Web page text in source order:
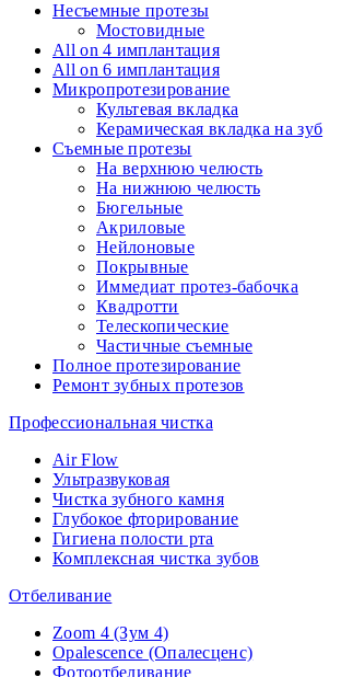
Несъемные протезы
Мостовидные
All on 4 имплантация
All on 6 имплантация
Микропротезирование
Культевая вкладка
Керамическая вкладка на зуб
Съемные протезы
На верхнюю челюсть
На нижнюю челюсть
Бюгельные
Акриловые
Нейлоновые
Покрывные
Иммедиат протез-бабочка
Квадротти
Телескопические
Частичные съемные
Полное протезирование
Ремонт зубных протезов
Профессиональная чистка
Air Flow
Ультразвуковая
Чистка зубного камня
Глубокое фторирование
Гигиена полости рта
Комплексная чистка зубов
Отбеливание
Zoom 4 (Зум 4)
Opalescence (Опалесценс)
Фотоотбеливание